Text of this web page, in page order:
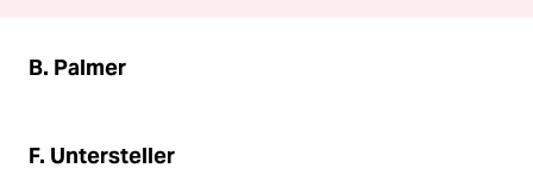
B. Palmer
F. Untersteller